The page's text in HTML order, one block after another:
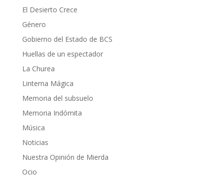
El Desierto Crece
Género
Gobierno del Estado de BCS
Huellas de un espectador
La Churea
Linterna Mágica
Memoria del subsuelo
Memoria Indómita
Música
Noticias
Nuestra Opinión de Mierda
Ocio